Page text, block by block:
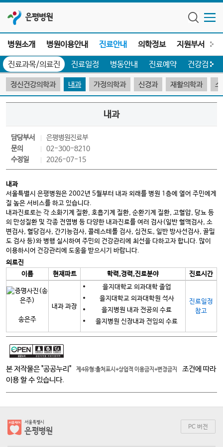
은평병원
병원소개 병원이용안내 진료안내 의학정보 지원부서
진료과목/의료진 진료일정 병동안내 진료예약 건강검진
정신건강의학과 내과 가정의학과 신경과 재활의학과 소
내과
담당부서 은평병원진료부
문의
02-300-8210
수정일
2026-07-15
내과
서울특별시 은평병원은 2002년 5월부터 내과 외래를 병원 1층에 열어 주민에게
질 높은 서비스를 하고 있습니다.
내과진료로는 각 소화기계 질환, 호흡기계 질환, 순환기계 질환, 고혈압, 당뇨 등
의 만성질환 및 각종 전염병 등 다양한 내과진료를 여러 검사(일반 혈액검사, 소
변검사, 혈당검사, 간기능검사, 콜레스테롤 검사, 심전도, 일반 방사선검사, 골밀
도 검사 등)와 병행 실시하여 주민의 건강관리에 최선을 다하고자 합니다. 많이
이용하시어 건강관리에 도움을 받으시기 바랍니다.
의료진
이름
현재파트 학력,경력,진료분야 진료시간
송은주
내과 과장
을지대학교 의과대학 졸업
을지대학교 의과대학원 석사
을지병원 내과 전공의 수료
을지병원 신장내과 전임의 수료
진료일정
참고
본 저작물은 "공공누리" 제4유형:출처표시+상업적 이용금지+변경금지
조건에 따라
이용 할 수 있습니다.
PC 버전